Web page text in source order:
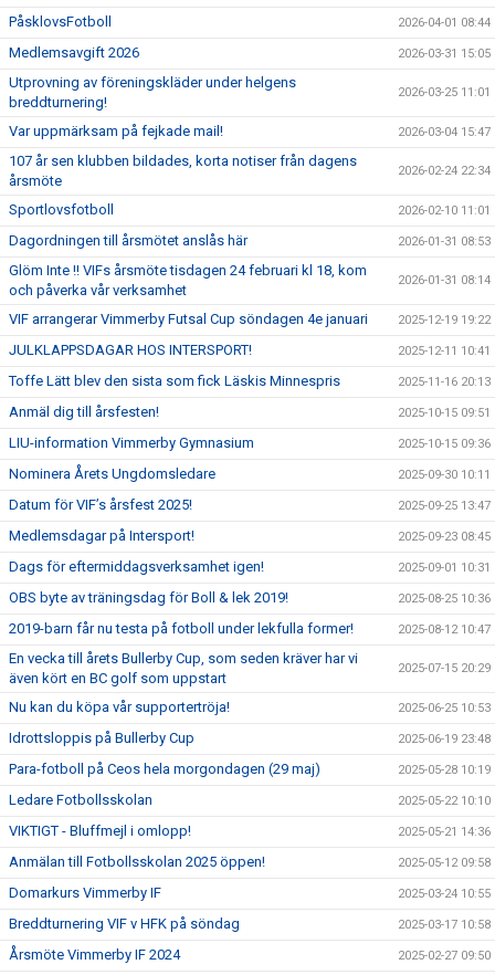
PåsklovsFotboll 2026-04-01 08:44
Medlemsavgift 2026 2026-03-31 15:05
Utprovning av föreningskläder under helgens
breddturnering!
2026-03-25 11:01
Var uppmärksam på fejkade mail! 2026-03-04 15:47
107 år sen klubben bildades, korta notiser från dagens
årsmöte
2026-02-24 22:34
Sportlovsfotboll 2026-02-10 11:01
Dagordningen till årsmötet anslås här 2026-01-31 08:53
Glöm Inte !! VIFs årsmöte tisdagen 24 februari kl 18, kom
och påverka vår verksamhet
2026-01-31 08:14
VIF arrangerar Vimmerby Futsal Cup söndagen 4e januari 2025-12-19 19:22
JULKLAPPSDAGAR HOS INTERSPORT! 2025-12-11 10:41
Toffe Lätt blev den sista som fick Läskis Minnespris 2025-11-16 20:13
Anmäl dig till årsfesten! 2025-10-15 09:51
LIU-information Vimmerby Gymnasium 2025-10-15 09:36
Nominera Årets Ungdomsledare 2025-09-30 10:11
Datum för VIF’s årsfest 2025! 2025-09-25 13:47
Medlemsdagar på Intersport! 2025-09-23 08:45
Dags för eftermiddagsverksamhet igen! 2025-09-01 10:31
OBS byte av träningsdag för Boll & lek 2019! 2025-08-25 10:36
2019-barn får nu testa på fotboll under lekfulla former! 2025-08-12 10:47
En vecka till årets Bullerby Cup, som seden kräver har vi
även kört en BC golf som uppstart
2025-07-15 20:29
Nu kan du köpa vår supportertröja! 2025-06-25 10:53
Idrottsloppis på Bullerby Cup 2025-06-19 23:48
Para-fotboll på Ceos hela morgondagen (29 maj) 2025-05-28 10:19
Ledare Fotbollsskolan 2025-05-22 10:10
VIKTIGT - Bluffmejl i omlopp! 2025-05-21 14:36
Anmälan till Fotbollsskolan 2025 öppen! 2025-05-12 09:58
Domarkurs Vimmerby IF 2025-03-24 10:55
Breddturnering VIF v HFK på söndag 2025-03-17 10:58
Årsmöte Vimmerby IF 2024 2025-02-27 09:50